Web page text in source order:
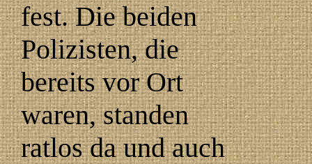
fest. Die beiden
Polizisten, die
bereits vor Ort
waren, standen
ratlos da und auch